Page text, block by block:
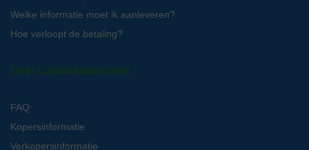
Welke informatie moet ik aanleveren?
Hoe verloopt de betaling?
Over LabMakelaar.com
FAQ
Kopersinformatie
Verkopersinformatie